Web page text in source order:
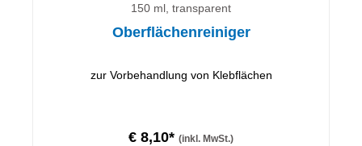
150 ml, transparent
Oberflächenreiniger
zur Vorbehandlung von Klebflächen
€ 8,10* (inkl. MwSt.)